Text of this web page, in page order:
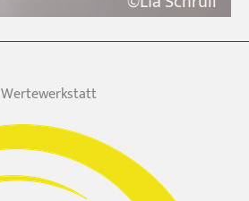
Wertewerkstatt